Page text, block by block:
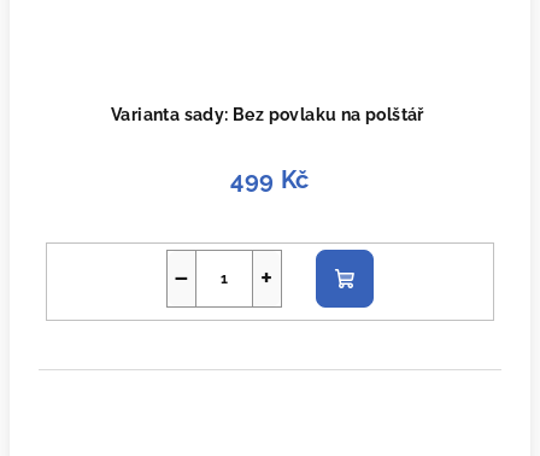
Varianta sady: Bez povlaku na polštář
499 Kč
+
−
Do
košíku